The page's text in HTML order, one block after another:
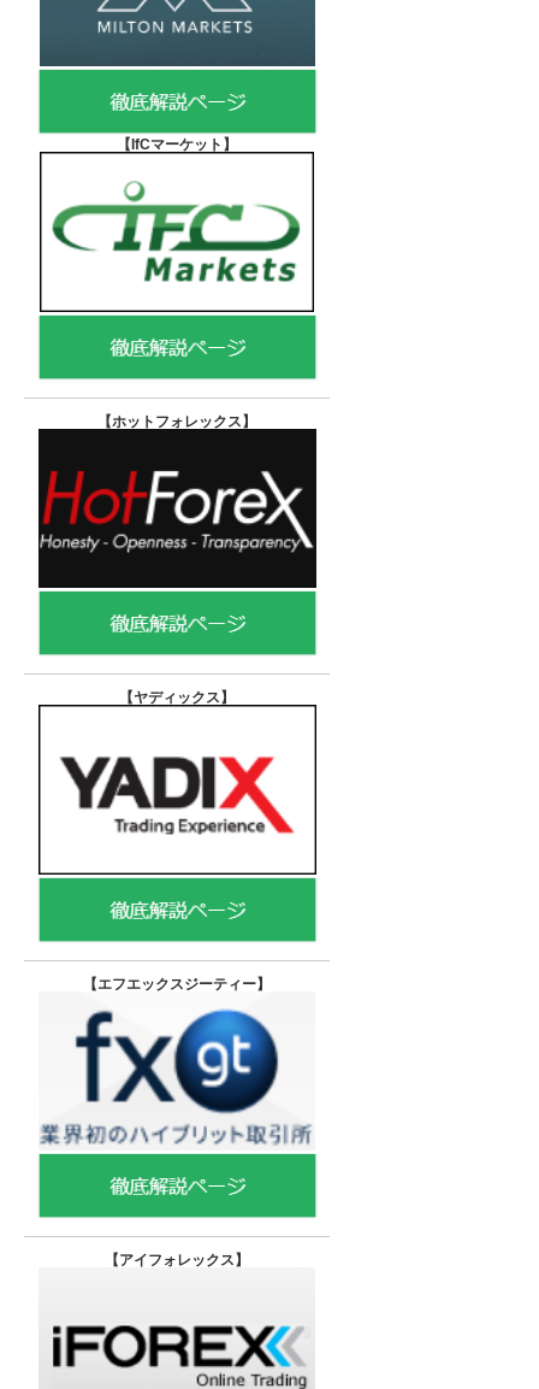
【IfCマーケット 】
【ホットフォレックス 】
【ヤディックス 】
【エフエックスジーティー】
【アイフォレックス】